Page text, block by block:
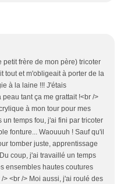
frère de mon père) tricoter
tout et m'obligeait à porter de la
à la laine !!! J'étais
tant ça me grattait !<br />
à mon tour pour mes
un temps fou, j'ai fini par tricoter
fonture... Waouuuh ! Sauf qu'il
tomber juste, apprentissage
coup, j'ai travaillé un temps
ensembles hautes coutures
<br /> Moi aussi, j'ai roulé des